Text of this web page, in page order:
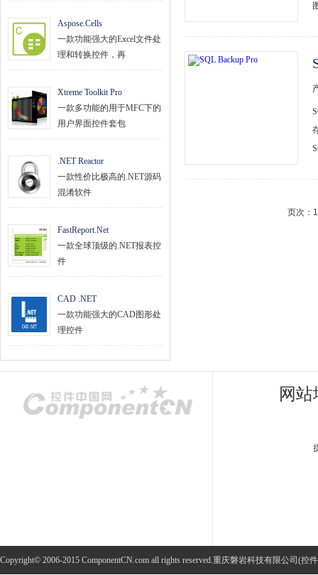
Aspose.Cells
一款功能强大的Excel文件处
理和转换控件，再
Xtreme Toolkit Pro
一款多功能的用于MFC下的
用户界面控件套包
.NET Reactor
一款性价比极高的.NET源码
混淆软件
FastReport.Net
一款全球顶级的.NET报表控
件
CAD .NET
一款功能强大的CAD图形处
理控件
页次：
网
Copyright© 2006-2015 ComponentCN.com all rights reserved.重庆磐岩科技有限公司(